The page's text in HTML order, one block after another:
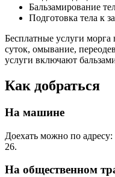
Бальзамирование
Подготовка тела к
Бесплатные услуги
суток, омывание,
услуги включают
Как добраться
На машине
Доехать можно по
26.
На общественном